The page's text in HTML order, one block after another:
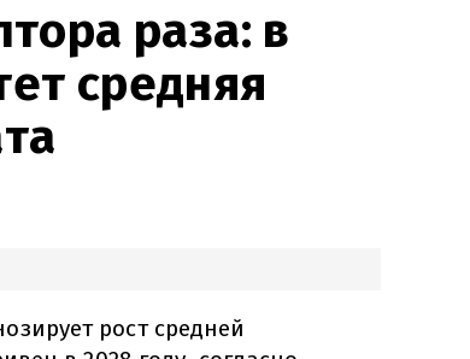
раза: в
средняя
рост средней